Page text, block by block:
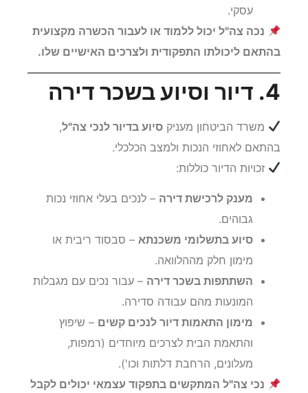
עסקי.
נכה צה"ל יכול ללמוד או לעבור הכשרה מקצועית
בהתאם ליכולתו התפקודית ולצרכים האישיים שלו.
4. דיור וסיוע בשכר דירה
משרד הביטחון מעניקסיוע בדיור לנכי צה"ל,
בהתאם לאחוזי הנכות ולמצב הכלכלי.
זכויות הדיור כוללות:
מענק לרכישת דירה – לנכים בעלי אחוזי נכות
גבוהים.
סיוע בתשלומי משכנתא – סבסוד ריבית או
מימון חלק מההלוואה.
השתתפות בשכר דירה – עבור נכים עם מגבלות
המונעות מהם עבודה סדירה.
מימון התאמות דיור לנכים קשים – שיפוץ
והתאמת הבית לצרכים מיוחדים (רמפות,
מעלונים, הרחבת דלתות וכו').
נכי צה"ל המתקשים בתפקוד עצמאי יכולים לקבל